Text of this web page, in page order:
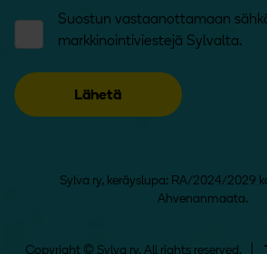
Suostun vastaanottamaan
markkinointiviestejä Sylvalta.
Sylva ry, keräyslupa: RA/2024/2029
Ahvenanmaata.
Copyright © Sylva ry. All rights reserved.